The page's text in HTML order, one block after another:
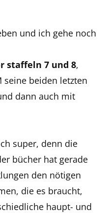
und ich gehe noch
staffeln 7 und 8,
seine beiden letzten
dann auch mit
super, denn die
bücher hat gerade
den nötigen
die es braucht,
haupt- und